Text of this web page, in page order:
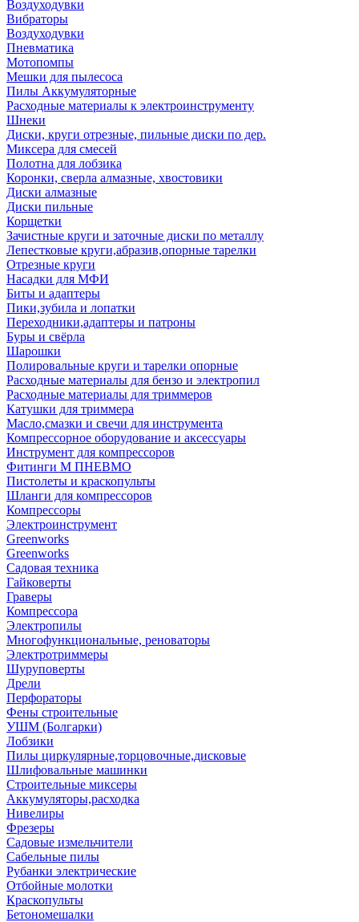
Воздуходувки
Вибраторы
Воздуходувки
Пневматика
Мотопомпы
Мешки для пылесоса
Пилы Аккумуляторные
Расходные материалы к электроинструменту
Шнеки
Диски, круги отрезные, пильные диски по дер.
Миксера для смесей
Полотна для лобзика
Коронки, сверла алмазные, хвостовики
Диски алмазные
Диски пильные
Корщетки
Зачистные круги и заточные диски по металлу
Лепестковые круги,абразив,опорные тарелки
Отрезные круги
Насадки для МФИ
Биты и адаптеры
Пики,зубила и лопатки
Переходники,адаптеры и патроны
Буры и свёрла
Шарошки
Полировальные круги и тарелки опорные
Расходные материалы для бензо и электропил
Расходные материалы для триммеров
Катушки для триммера
Масло,смазки и свечи для инструмента
Компрессорное оборудование и аксессуары
Инструмент для компрессоров
Фитинги М ПНЕВМО
Пистолеты и краскопульты
Шланги для компрессоров
Компрессоры
Электроинструмент
Greenworks
Greenworks
Садовая техника
Гайковерты
Граверы
Компрессора
Электропилы
Многофункциональные, реноваторы
Электротриммеры
Шуруповерты
Дрели
Перфораторы
Фены строительные
УШМ (Болгарки)
Лобзики
Пилы циркулярные,торцовочные,дисковые
Шлифовальные машинки
Строительные миксеры
Аккумуляторы,расходка
Нивелиры
Фрезеры
Садовые измельчители
Сабельные пилы
Рубанки электрические
Отбойные молотки
Краскопульты
Бетономешалки